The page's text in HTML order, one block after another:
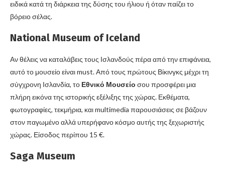
ειδικά κατά τη διάρκεια της δύσης του ήλιου ή όταν παίζει το
βόρειο σέλας.
National Museum of Iceland
Αν θέλεις να καταλάβεις τους Ισλανδούς πέρα από την επιφάνεια,
αυτό το μουσείο είναι must. Από τους πρώτους Βίκινγκς μέχρι τη
σύγχρονη Ισλανδία, το Εθνικό Μουσείο σου προσφέρει μια
πλήρη εικόνα της ιστορικής εξέλιξης της χώρας. Εκθέματα,
φωτογραφίες, τεκμήρια, και multimedia παρουσιάσεις σε βάζουν
στον παγωμένο αλλά υπερήφανο κόσμο αυτής της ξεχωριστής
χώρας. Είσοδος περίπου 15 €.
Saga Museum